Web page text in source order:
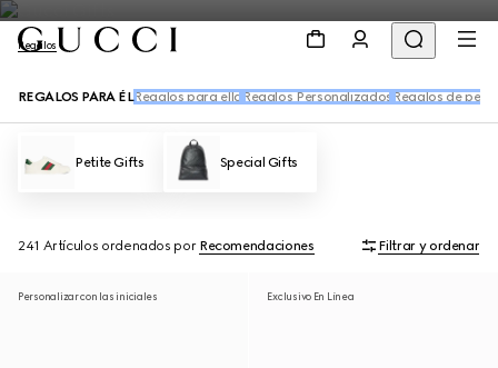
Regalos
REGALOS PARA ÉLRegalos para ella Regalos Personalizados Regalos de
Petite Gifts Special Gifts
241 Artículos ordenados por Recomendaciones Filtrar y ordenar
Personalizar con las iniciales Exclusivo En Línea